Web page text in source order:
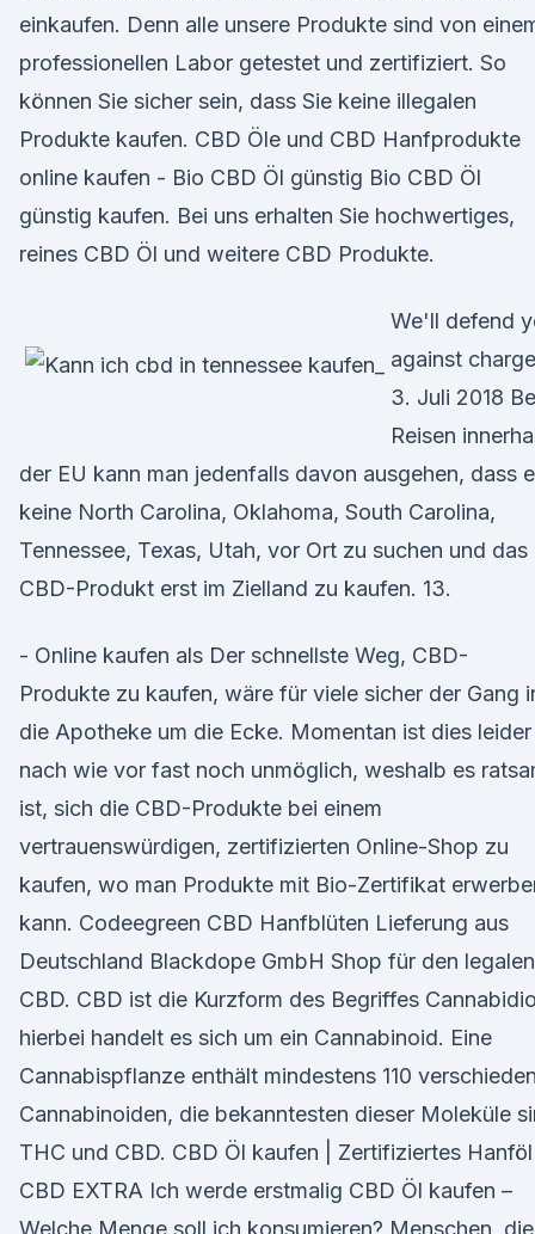
einkaufen. Denn alle unsere Produkte sind von
professionellen Labor getestet und zertifiziert. So
können Sie sicher sein, dass Sie keine illegalen
Produkte kaufen. CBD Öle und CBD Hanfprodukte
online kaufen - Bio CBD Öl günstig Bio CBD Öl
günstig kaufen. Bei uns erhalten Sie hochwertiges,
reines CBD Öl und weitere CBD Produkte.
We'll defend
against
3. Juli 2018
Reisen
der EU kann man jedenfalls davon ausgehen, dass
keine North Carolina, Oklahoma, South Carolina,
Tennessee, Texas, Utah, vor Ort zu suchen und das
CBD-Produkt erst im Zielland zu kaufen. 13.
- Online kaufen als Der schnellste Weg, CBD-
Produkte zu kaufen, wäre für viele sicher der Gang
die Apotheke um die Ecke. Momentan ist dies leider
nach wie vor fast noch unmöglich, weshalb es
ist, sich die CBD-Produkte bei einem
vertrauenswürdigen, zertifizierten Online-Shop zu
kaufen, wo man Produkte mit Bio-Zertifikat
kann. Codeegreen CBD Hanfblüten Lieferung aus
Deutschland Blackdope GmbH Shop für den legalen
CBD. CBD ist die Kurzform des Begriffes
hierbei handelt es sich um ein Cannabinoid. Eine
Cannabispflanze enthält mindestens 110
Cannabinoiden, die bekanntesten dieser Moleküle
THC und CBD. CBD Öl kaufen | Zertifiziertes Hanföl |
CBD EXTRA Ich werde erstmalig CBD Öl kaufen –
Welche Menge soll ich konsumieren? Menschen, die